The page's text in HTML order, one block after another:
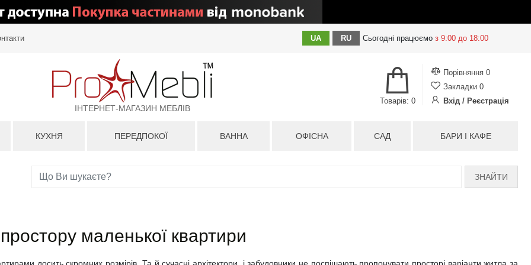
UA RU Сьогодні працюємо з 9:00 до 18:00
ІНТЕРНЕТ-МАГАЗИН МЕБЛІВ
Порівняння 0
Закладки 0
Вхід / Реєстрація
Товарів: 0
КУХНЯ ПЕРЕДПОКОЇ ВАННА ОФІСНА САД БАРИ І КАФЕ
ЗНАЙТИ
маленької квартири